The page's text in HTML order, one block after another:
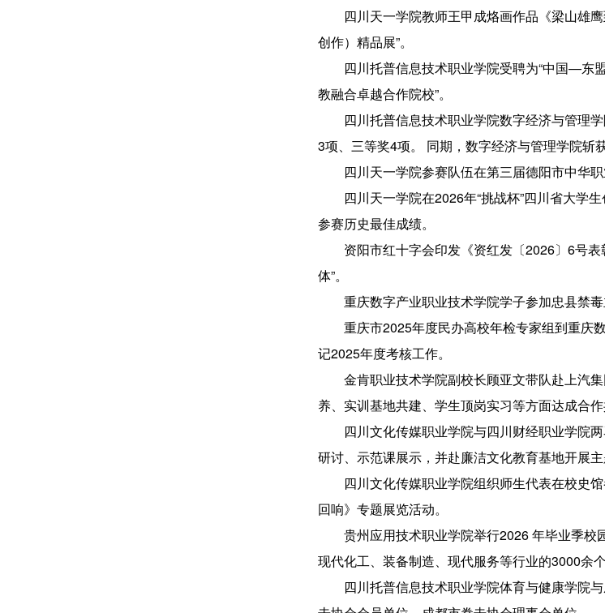
四川天一学院教师王甲成烙画作品《梁山雄
创作）精品展”。
四川托普信息技术职业学院受聘为“中国—东
教融合卓越合作院校”。
四川托普信息技术职业学院数字经济与管理
3项、三等奖4项。 同期，数字经济与管理学院斩
四川天一学院参赛队伍在第三届德阳市中华
四川天一学院在2026年“挑战杯”四川省大学
参赛历史最佳成绩。
资阳市红十字会印发《资红发〔2026〕6号
体”。
重庆数字产业职业技术学院学子参加忠县禁
重庆市2025年度民办高校年检专家组到重庆
记2025年度考核工作。
金肯职业技术学院副校长顾亚文带队赴上汽
养、实训基地共建、学生顶岗实习等方面达成合作
四川文化传媒职业学院与四川财经职业学院
研讨、示范课展示，并赴廉洁文化教育基地开展主
四川文化传媒职业学院组织师生代表在校史
回响》专题展览活动。
贵州应用技术职业学院举行2026 年毕业季校
现代化工、装备制造、现代服务等行业的3000余个
四川托普信息技术职业学院体育与健康学院